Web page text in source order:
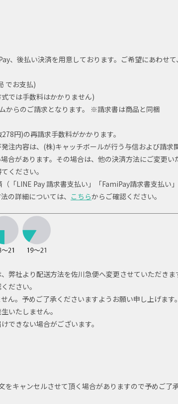
、後払い決済を用意しております。ご希望にあわせて
でお支払)
では手数料はかかりません)
からのご請求となります。 ※請求書は商品と同梱
円)の再請求手数料がかかります。
内容は、(株)キャッチボールが行う与信および請求
があります。その場合は、他の決済方法にご変更い
ください。
「LINE Pay 請求書支払い」「FamiPay請求書支払い
の詳細については、 こちらからご確認ください。
弊社より配送方法を佐川急便へ変更させていただきま
ださい。
ん。予めご了承くださいますようお願い申し上げます。
いたしません。
できない場合がございます。
キャンセルさせて頂く場合がありますので予めご了承